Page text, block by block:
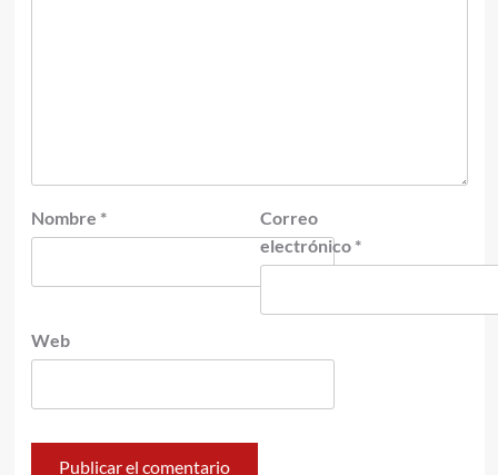
Nombre *
Correo
electrónico *
Web